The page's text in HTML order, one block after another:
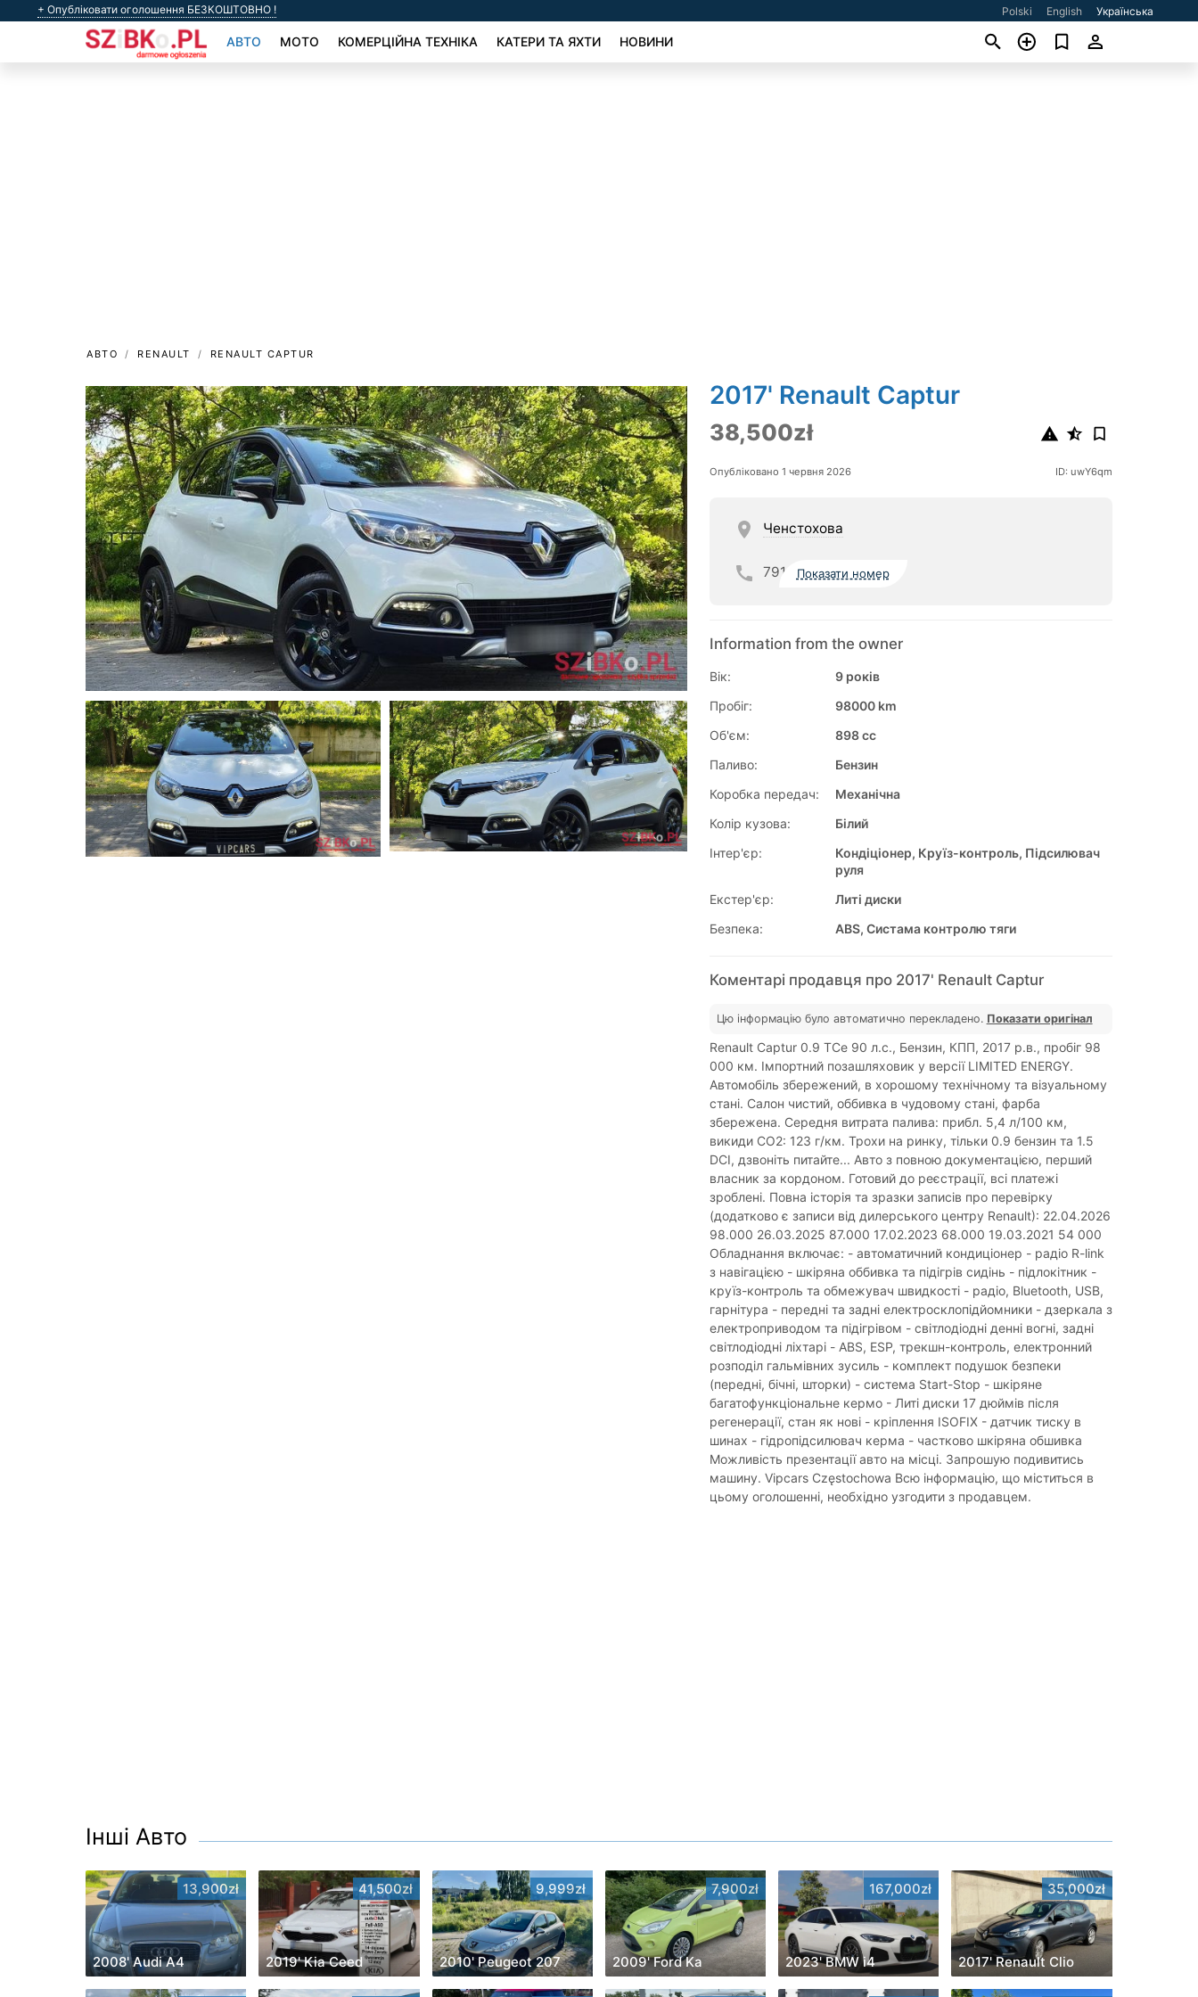
+ Опубліковати оголошення БЕЗКОШТОВНО ! Polski English Українська
АВТО МОТО КОМЕРЦІЙНА ТЕХНІКА КАТЕРИ ТА ЯХТИ НОВИНИ
АВТО RENAULT RENAULT CAPTUR
2017' Renault Captur
38,500zł
Опубліковано 1 червня 2026 ID: uwY6qm
Ченстохова
791 Показати номер
Information from the owner
Вік:
9 років
Пробіг:
98000 km
Об'єм:
898 cc
Паливо:
Бензин
Коробка передач:
Механічна
Колір кузова:
Білий
Інтер'єр:
Кондіціонер, Круїз-контроль, Підсилювач
руля
Екстер'єр:
Литі диски
Безпека:
ABS, Систама контролю тяги
Коментарі продавця про 2017' Renault Captur
Цю інформацію було автоматично перекладено. Показати оригінал
Renault Captur 0.9 TCe 90 л.с., Бензин, КПП, 2017 р.в., пробіг 98
000 км. Імпортний позашляховик у версії LIMITED ENERGY.
Автомобіль збережений, в хорошому технічному та візуальному
стані. Салон чистий, оббивка в чудовому стані, фарба
збережена. Середня витрата палива: прибл. 5,4 л/100 км,
викиди CO2: 123 г/км. Трохи на ринку, тільки 0.9 бензин та 1.5
DCI, дзвоніть питайте... Авто з повною документацією, перший
власник за кордоном. Готовий до реєстрації, всі платежі
зроблені. Повна історія та зразки записів про перевірку
(додатково є записи від дилерського центру Renault): 22.04.2026
98.000 26.03.2025 87.000 17.02.2023 68.000 19.03.2021 54 000
Обладнання включає: - автоматичний кондиціонер - радіо R-link
з навігацією - шкіряна оббивка та підігрів сидінь - підлокітник -
круїз-контроль та обмежувач швидкості - радіо, Bluetooth, USB,
гарнітура - передні та задні електросклопідйомники - дзеркала з
електроприводом та підігрівом - світлодіодні денні вогні, задні
світлодіодні ліхтарі - ABS, ESP, трекшн-контроль, електронний
розподіл гальмівних зусиль - комплект подушок безпеки
(передні, бічні, шторки) - система Start-Stop - шкіряне
багатофункціональне кермо - Литі диски 17 дюймів після
регенерації, стан як нові - кріплення ISOFIX - датчик тиску в
шинах - гідропідсилювач керма - частково шкіряна обшивка
Можливість презентації авто на місці. Запрошую подивитись
машину. Vipcars Częstochowa Всю інформацію, що міститься в
цьому оголошенні, необхідно узгодити з продавцем.
Інші Авто
13,900zł
2008' Audi A4
41,500zł
2019' Kia Ceed
9,999zł
2010' Peugeot 207
7,900zł
2009' Ford Ka
167,000zł
2023' BMW i4
35,000zł
2017' Renault Clio